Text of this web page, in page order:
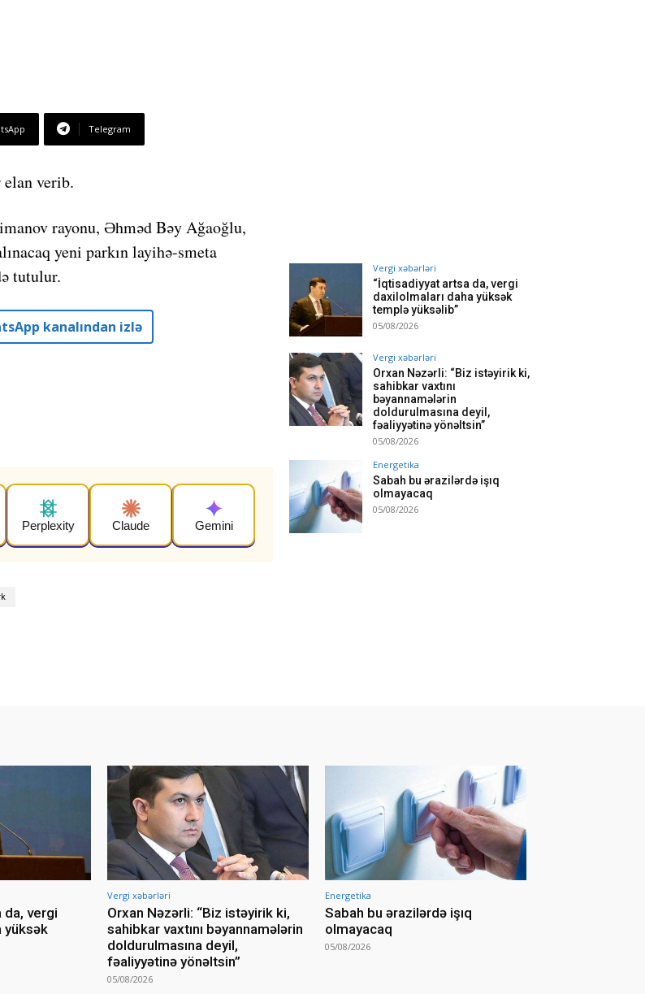
Telegram
verib.
rayonu, Əhməd Bəy Ağaoğlu,
yeni parkın layihə-smeta
tutulur.
kanalından izlə
Perplexity Claude Gemini
Vergi xəbərləri
“İqtisadiyyat artsa da, vergi
daxilolmaları daha yüksək
templə yüksəlib”
05/08/2026
Vergi xəbərləri
Orxan Nəzərli: “Biz istəyirik ki,
sahibkar vaxtını
bəyannamələrin
doldurulmasına deyil,
fəaliyyətinə yönəltsin”
05/08/2026
Energetika
Sabah bu ərazilərdə işıq
olmayacaq
05/08/2026
da, vergi
yüksək
Vergi xəbərləri
Orxan Nəzərli: “Biz istəyirik ki,
sahibkar vaxtını bəyannamələrin
doldurulmasına deyil,
fəaliyyətinə yönəltsin”
05/08/2026
Energetika
Sabah bu ərazilərdə işıq
olmayacaq
05/08/2026